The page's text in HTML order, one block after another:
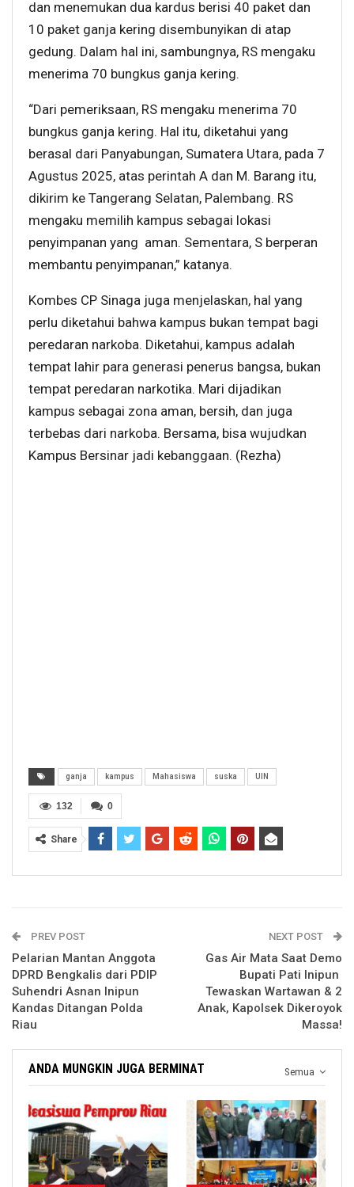
dan menemukan dua kardus berisi 40 paket dan
10 paket ganja kering disembunyikan di atap
gedung. Dalam hal ini, sambungnya, RS mengaku
menerima 70 bungkus ganja kering.
“Dari pemeriksaan, RS mengaku menerima 70
bungkus ganja kering. Hal itu, diketahui yang
berasal dari Panyabungan, Sumatera Utara, pada 7
Agustus 2025, atas perintah A dan M. Barang itu,
dikirim ke Tangerang Selatan, Palembang. RS
mengaku memilih kampus sebagai lokasi
penyimpanan yang aman. Sementara, S berperan
membantu penyimpanan,” katanya.
Kombes CP Sinaga juga menjelaskan, hal yang
perlu diketahui bahwa kampus bukan tempat bagi
peredaran narkoba. Diketahui, kampus adalah
tempat lahir para generasi penerus bangsa, bukan
tempat peredaran narkotika. Mari dijadikan
kampus sebagai zona aman, bersih, dan juga
terbebas dari narkoba. Bersama, bisa wujudkan
Kampus Bersinar jadi kebanggaan. (Rezha)
ganja kampus Mahasiswa suska UIN
0
132
Share
PREV POST
Pelarian Mantan Anggota
DPRD Bengkalis dari PDIP
Suhendri Asnan Inipun
Kandas Ditangan Polda
Riau
NEXT POST
Gas Air Mata Saat Demo
Bupati Pati Inipun
Tewaskan Wartawan & 2
Anak, Kapolsek Dikeroyok
Massa!
Semua
ANDA MUNGKIN JUGA BERMINAT